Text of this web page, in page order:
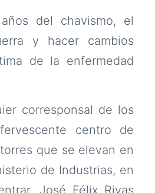
del chavismo, el
y hacer cambios
de la enfermedad
corresponsal de los
centro de
que se elevan en
de Industrias, en
José Félix Rivas